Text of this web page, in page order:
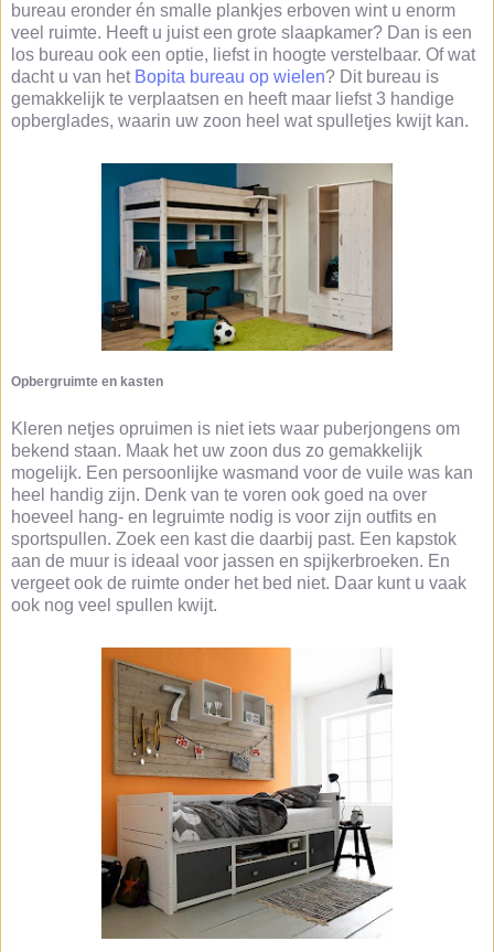
bureau eronder én smalle plankjes erboven wint u enorm
veel ruimte. Heeft u juist een grote slaapkamer? Dan is een
los bureau ook een optie, liefst in hoogte verstelbaar. Of wat
dacht u van het Bopita bureau op wielen? Dit bureau is
gemakkelijk te verplaatsen en heeft maar liefst 3 handige
opberglades, waarin uw zoon heel wat spulletjes kwijt kan.
Opbergruimte en kasten
Kleren netjes opruimen is niet iets waar puberjongens om
bekend staan. Maak het uw zoon dus zo gemakkelijk
mogelijk. Een persoonlijke wasmand voor de vuile was kan
heel handig zijn. Denk van te voren ook goed na over
hoeveel hang- en legruimte nodig is voor zijn outfits en
sportspullen. Zoek een kast die daarbij past. Een kapstok
aan de muur is ideaal voor jassen en spijkerbroeken. En
vergeet ook de ruimte onder het bed niet. Daar kunt u vaak
ook nog veel spullen kwijt.